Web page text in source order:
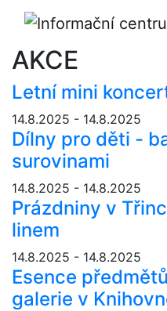
AKCE
Letní mini
14.8.2025 - 14.8.2025
Dílny pro děti -
surovinami
14.8.2025 - 14.8.2025
Prázdniny v
linem
14.8.2025 - 14.8.2025
Esence
galerie v